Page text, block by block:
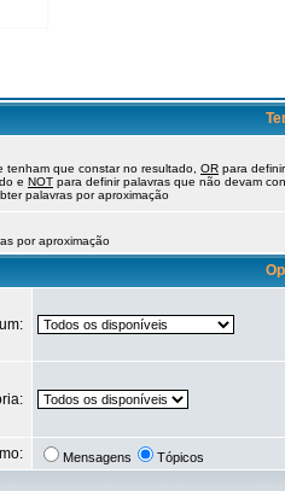
tenham que constar no resultado, OR para definir
e NOT para definir palavras que não devam
palavras por aproximação
por aproximação
Mensagens Tópicos